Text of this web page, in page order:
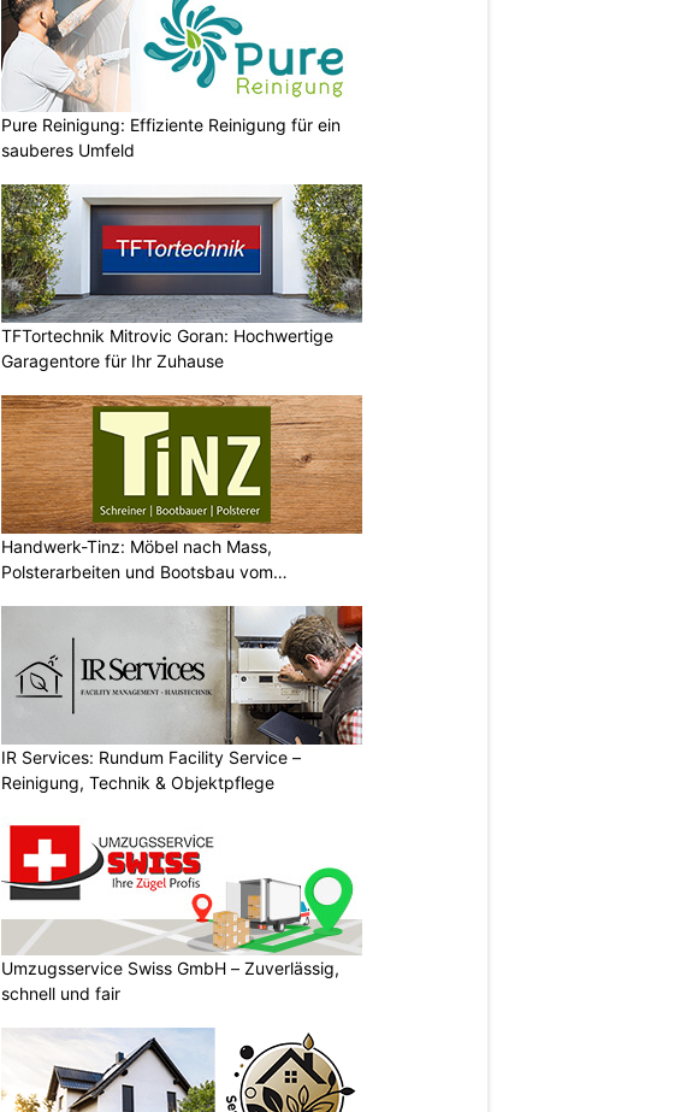
Pure Reinigung: Effiziente Reinigung für ein
sauberes Umfeld
TFTortechnik Mitrovic Goran: Hochwertige
Garagentore für Ihr Zuhause
Handwerk-Tinz: Möbel nach Mass,
Polsterarbeiten und Bootsbau vom
IR Services: Rundum Facility Service –
Reinigung, Technik & Objektpflege
Umzugsservice Swiss GmbH – Zuverlässig,
schnell und fair